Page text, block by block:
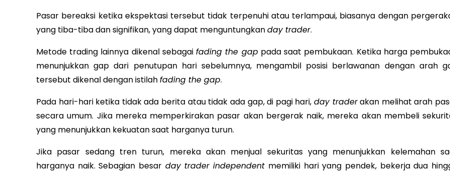
Pasar bereaksi ketika ekspektasi tersebut tidak terpenuhi atau terlampaui, biasanya dengan
yang tiba-tiba dan signifikan, yang dapat menguntungkanday trader.
Metode trading lainnya dikenal sebagaifading the gappada saat pembukaan. Ketika harga
menunjukkan gap dari penutupan hari sebelumnya, mengambil posisi berlawanan dengan arah
tersebut dikenal dengan istilahfading the gap.
Pada hari-hari ketika tidak ada berita atau tidak ada gap, di pagi hari, day traderakan melihat arah
secara umum. Jika mereka memperkirakan pasar akan bergerak naik, mereka akan membeli
yang menunjukkan kekuatan saat harganya turun.
Jika pasar sedang tren turun, mereka akan menjual sekuritas yang menunjukkan kelemahan
harganya naik. Sebagian besar day trader independent memiliki hari yang pendek, bekerja dua